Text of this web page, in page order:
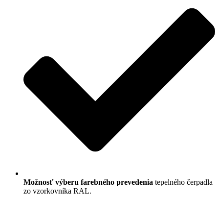
Možnosť výberu farebného prevedenia tepelného čerpadla
zo vzorkovníka RAL.